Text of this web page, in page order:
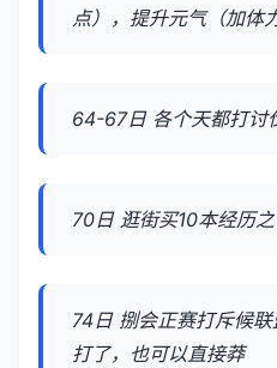
点），提升元气（加体
64-67日 各个天都打讨
70日 逛街买10本经历
74日 捌会正赛打斥候
打了，也可以直接莽